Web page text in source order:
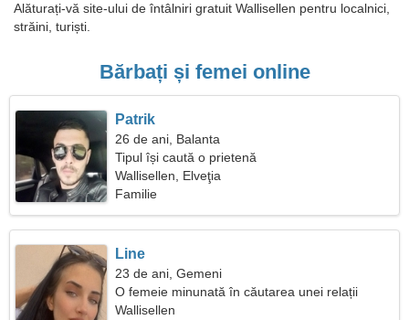
Alăturați-vă site-ului de întâlniri gratuit Wallisellen pentru localnici,
străini, turiști.
Bărbați și femei online
Patrik
26 de ani, Balanta
Tipul își caută o prietenă
Wallisellen, Elveţia
Familie
Line
23 de ani, Gemeni
O femeie minunată în căutarea unei relații
pasionale
Wallisellen